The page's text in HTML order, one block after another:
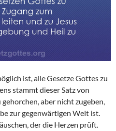
ist, alle Gesetze Gottes zu
stammt dieser Satz von
aber nicht zugeben,
zur gegenwärtigen Welt ist.
der die Herzen prüft.